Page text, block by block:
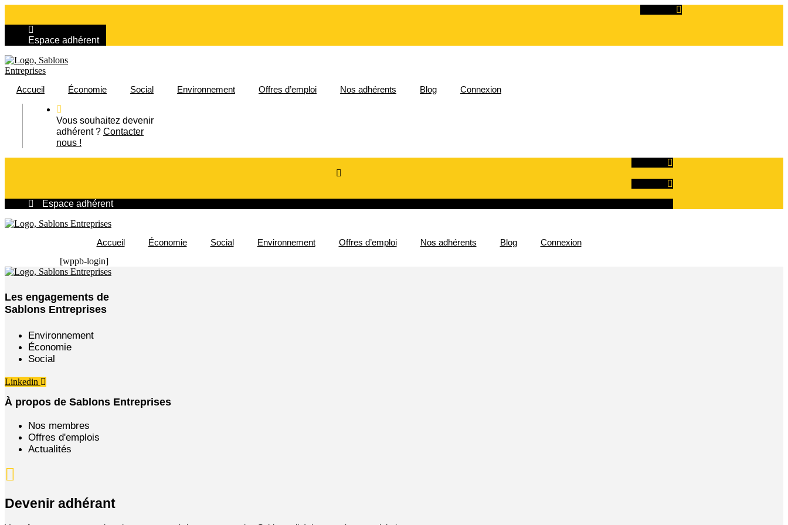
contenu
Espace adhérent
Accueil Économie Social Environnement Offres d’emploi Nos adhérents Blog Connexion
Vous souhaitez devenir
adhérent ? Contacter
nous !
Espace adhérent
Accueil Économie Social Environnement Offres d’emploi Nos adhérents Blog
Connexion
[wppb-login]
Les engagements de
Sablons Entreprises
Environnement
Économie
Social
Linkedin
À propos de Sablons Entreprises
Nos membres
Offres d'emplois
Actualités
Devenir adhérant